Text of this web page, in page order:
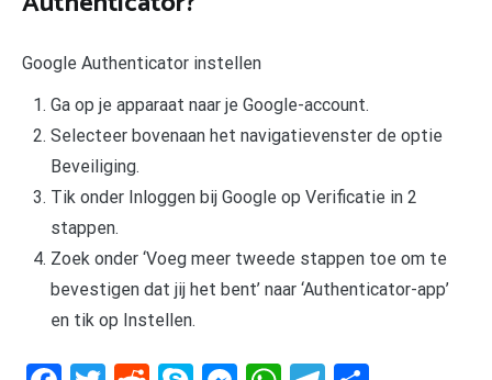
Google Authenticator instellen
Ga op je apparaat naar je Google-account.
Selecteer bovenaan het navigatievenster de optie
Beveiliging.
Tik onder Inloggen bij Google op Verificatie in 2
stappen.
Zoek onder ‘Voeg meer tweede stappen toe om te
bevestigen dat jij het bent’ naar ‘Authenticator-app’
en tik op Instellen.